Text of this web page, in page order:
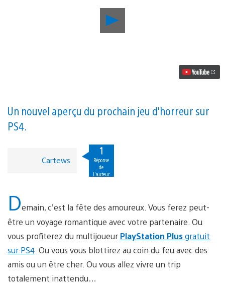
vidéo
annonce
terrifiante
Un nouvel aperçu du prochain jeu d'horreur sur
PS4.
Cartews
1
Réponse
de
l'auteur
Demain, c’est la fête des amoureux. Vous ferez peut-
être un voyage romantique avec votre partenaire. Ou
vous profiterez du multijoueur PlayStation Plusgratuit
sur PS4 . Ou vous vous blottirez au coin du feu avec des
amis ou un être cher. Ou vous allez vivre un trip
totalement inattendu…